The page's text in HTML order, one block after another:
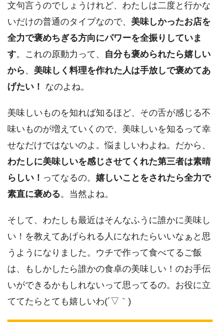
文句言うのでしょうけれど、わたしは二度と行かな
いだけの普通のタイプなので、 美味しかったお店を
全力で褒めちぎる方向にパワーを全振りしていま
す。これの原動力って、 自分も褒められたら嬉しい
から 、 美味しく料理を作れた人は手放しで褒めてあ
げたい！
なのよね。
美味しいものを知れば知るほど、その舌が感じる不
味いものが増えていくので、美味しいを知るって幸
せなだけではないのよ。悩ましいわよね。だから、
わたしに美味しいを感じさせてくれた第三者は素晴
らしい！ ってなるの。 嬉しいことをされたら全力で
素直に褒める。当然よね。
そして、わたしも最近はそんなふうに誰かに美味し
い！を教えてあげられる人になれたらいいなぁと思
うようになりました。ウチで作って食べてるご飯
は、もしかしたら誰かの食卓の美味しい！のお手伝
いができるかもしれないって思ってるの。お役に立
ててたらとても嬉しいわ(´▽｀)